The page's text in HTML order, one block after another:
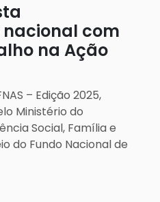
com
na Ação
– Edição 2025,
Ministério do
Social, Família e
do Fundo Nacional de